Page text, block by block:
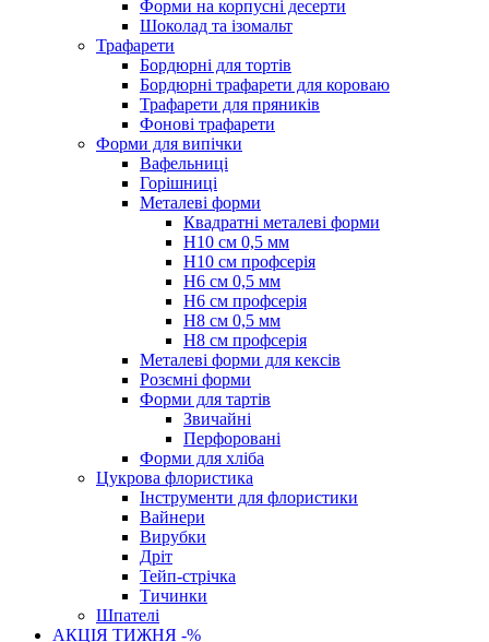
Форми на корпусні десерти
Шоколад та ізомальт
Трафарети
Бордюрні для тортів
Бордюрні трафарети для короваю
Трафарети для пряників
Фонові трафарети
Форми для випічки
Вафельниці
Горішниці
Металеві форми
Квадратні металеві форми
Н10 см 0,5 мм
Н10 см профсерія
Н6 см 0,5 мм
Н6 см профсерія
Н8 см 0,5 мм
Н8 см профсерія
Металеві форми для кексів
Розємні форми
Форми для тартів
Звичайні
Перфоровані
Форми для хліба
Цукрова флористика
Інструменти для флористики
Вайнери
Вирубки
Дріт
Тейп-стрічка
Тичинки
Шпателі
АКЦІЯ ТИЖНЯ -%